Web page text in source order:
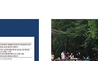
지하고 심도
토론에 끼어
다. 전문적
도 지식이려니와
하기 때문이다. 어
년 버틸 사람이 있